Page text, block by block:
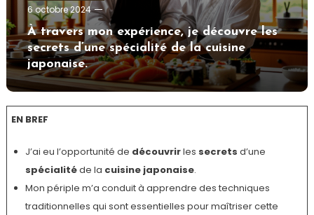
6 octobre 2024
Tom.Vidal.46
À travers mon expérience, je découvre les
secrets d’une spécialité de la cuisine
japonaise.
EN BREF
J’ai eu l’opportunité de découvrirles secrets d’une
spécialitéde la cuisine japonaise.
Mon périple m’a conduit à apprendre des techniques
traditionnelles qui sont essentielles pour maîtriser cette